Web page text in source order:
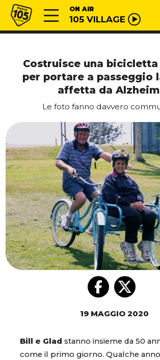
Vai al contenuto
Radio 105 ON AIR
105 VILLAGE
Costruisce una
per portare a passeggio
affetta da
Le foto fanno davvero
19 MAGGIO 2020
Bill e Glad stanno insieme da 50
come il primo giorno. Qualche anno